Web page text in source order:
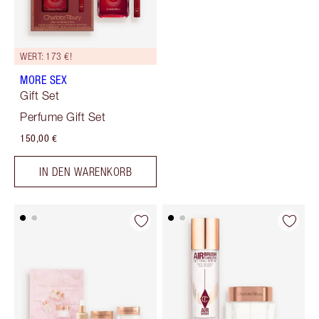
WERT: 173 €!
MORE SEX
Gift Set
Perfume Gift Set
150,00 €
IN DEN WARENKORB